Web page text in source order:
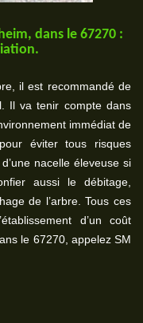
dans le 67270 :
il est recommandé de
Il va tenir compte dans
immédiat de
éviter tous risques
nacelle éleveuse si
aussi le débitage,
de l’arbre. Tous ces
d’un coût
le 67270, appelez SM